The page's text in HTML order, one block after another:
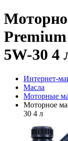
5W-30 4
Интернет-
Масла
Моторные
Моторное
30 4 л